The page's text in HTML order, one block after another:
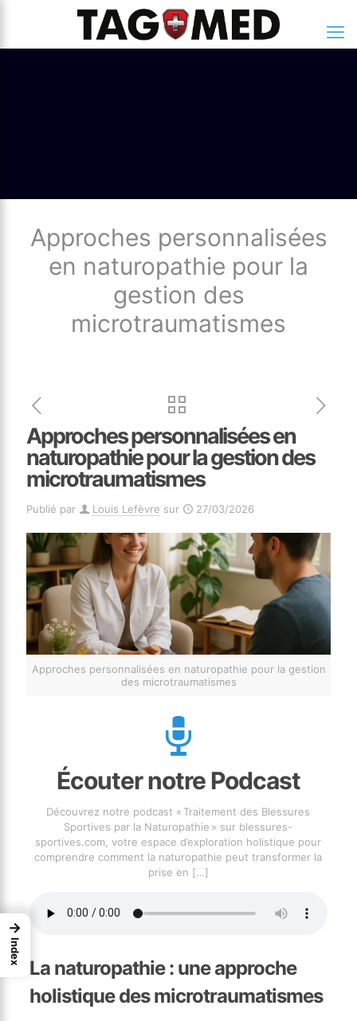
Approches personnalisées
en naturopathie pour la
gestion des
microtraumatismes
Approches personnalisées en
naturopathie pour la gestion des
microtraumatismes
Publié par Louis Lefèvre sur 27/03/2026
Approches personnalisées en naturopathie pour la gestion
des microtraumatismes
Écouter notre Podcast
Découvrez notre podcast « Traitement des Blessures
Sportives par la Naturopathie » sur blessures-
sportives.com, votre espace d’exploration holistique pour
comprendre comment la naturopathie peut transformer la
prise en […]
La naturopathie : une approche
holistique des microtraumatismes
→
Index